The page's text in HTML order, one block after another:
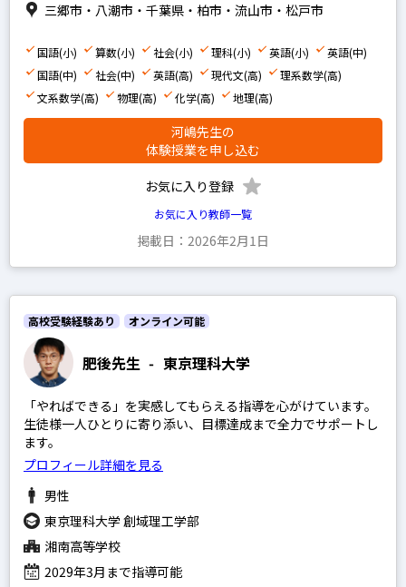
早稲田アカデミー
四谷大塚
浜学園
希学園
中学受験経験あり
高校受験経験あり
小学生の科目を指定
国語
理科
社会
英語
三郷市・八潮市・千葉県・柏市・流山市・松戸市
国語(小) 算数(小) 社会(小) 理科(小) 英語(小)
英語(中)
国語(中)
社会(中) 英語(高) 現代文(高)
理系数学(高)
文系数学(高)
物理(高) 化学(高) 地理(高)
河嶋先生の
体験授業を申し込む
お気に入り登録
お気に入り教師一覧
掲載日：2026年2月1日
肥後先生 - 東京理科大学
高校受験経験あり オンライン可能
「やればできる」を実感してもらえる指導を心がけています。
生徒様一人ひとりに寄り添い、目標達成まで全力でサポートし
ます。
プロフィール詳細を見る
男性
東京理科大学 創域理工学部
湘南高等学校
2029年3月まで指導可能